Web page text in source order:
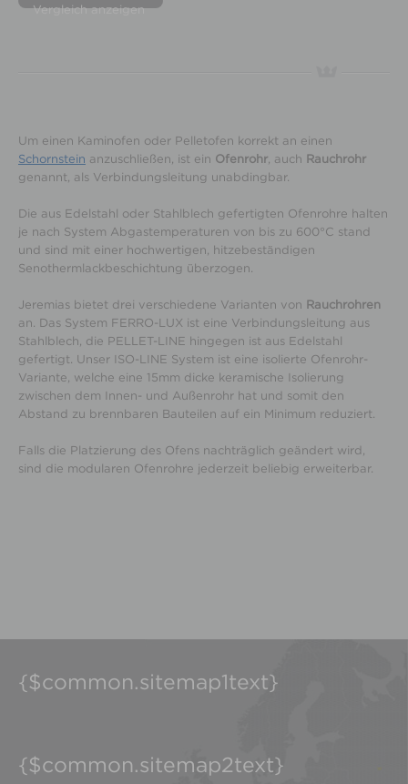
Vergleich anzeigen
Um einen Kaminofen oder Pelletofen korrekt an einen
Schornstein anzuschließen, ist ein Ofenrohr , auch Rauchrohr
genannt, als Verbindungsleitung unabdingbar.
Die aus Edelstahl oder Stahlblech gefertigten Ofenrohre halten
je nach System Abgastemperaturen von bis zu 600°C stand
und sind mit einer hochwertigen, hitzebeständigen
Senothermlackbeschichtung überzogen.
Jeremias bietet drei verschiedene Varianten von Rauchrohren
an. Das System FERRO-LUX ist eine Verbindungsleitung aus
Stahlblech, die PELLET-LINE hingegen ist aus Edelstahl
gefertigt. Unser ISO-LINE System ist eine isolierte Ofenrohr-
Variante, welche eine 15mm dicke keramische Isolierung
zwischen dem Innen- und Außenrohr hat und somit den
Abstand zu brennbaren Bauteilen auf ein Minimum reduziert.
Falls die Platzierung des Ofens nachträglich geändert wird,
sind die modularen Ofenrohre jederzeit beliebig erweiterbar.
{$common.sitemap1text}
{$common.sitemap2text}